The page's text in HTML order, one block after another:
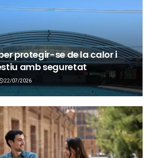
protegir-se de la calor i
amb seguretat
22/07/2026